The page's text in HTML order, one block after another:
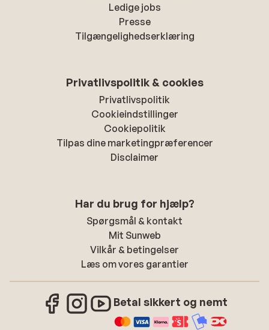
Ledige jobs
Presse
Tilgængelighedserklæring
Privatlivspolitik & cookies
Privatlivspolitik
Cookieindstillinger
Cookiepolitik
Tilpas dine marketingpræferencer
Disclaimer
Har du brug for hjælp?
Spørgsmål & kontakt
Mit Sunweb
Vilkår & betingelser
Læs om vores garantier
Betal sikkert og nemt